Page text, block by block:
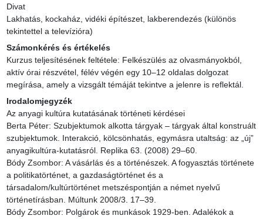
Divat
Lakhatás, kockaház, vidéki építészet, lakberendezés (különös
tekintettel a televízióra)
Számonkérés és értékelés
Kurzus teljesítésének feltétele: Felkészülés az olvasmányokból,
aktív órai részvétel, félév végén egy 10–12 oldalas dolgozat
megírása, amely a vizsgált témáját tekintve a jelenre is reflektál.
Irodalomjegyzék
Az anyagi kultúra kutatásának történeti kérdései
Berta Péter: Szubjektumok alkotta tárgyak – tárgyak által konstruált
szubjektumok. Interakció, kölcsönhatás, egymásra utaltság: az „új”
anyagikultúra-kutatásról. Replika 63. (2008) 29–60.
Bódy Zsombor: A vásárlás és a történészek. A fogyasztás története
a politikatörténet, a gazdaságtörténet és a
társadalom/kultúrtörténet metszéspontján a német nyelvű
történetírásban. Múltunk 2008/3. 17–39.
Bódy Zsombor: Polgárok és munkások 1929-ben. Adalékok a